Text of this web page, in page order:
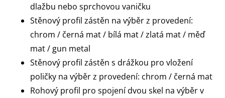
dlažbu nebo sprchovou vaničku
Stěnový profil zástěn na výběr z provedení:
chrom / černá mat / bílá mat / zlatá mat / měď
mat / gun metal
Stěnový profil zástěn s drážkou pro vložení
poličky na výběr z provedení: chrom / černá mat
Rohový profil pro spojení dvou skel na výběr v